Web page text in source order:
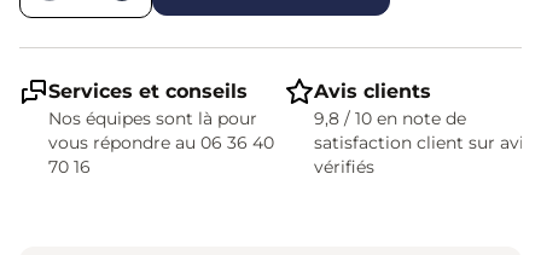
Services et conseils
Nos équipes sont là pour
vous répondre au 06 36 40
70 16
Avis clients
9,8 / 10 en note de
satisfaction client sur avis
vérifiés